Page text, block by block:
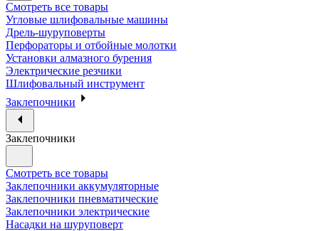
Смотреть все товары
Угловые шлифовальные машины
Дрель-шуруповерты
Перфораторы и отбойные молотки
Установки алмазного бурения
Электрические резчики
Шлифовальный инструмент
Заклепочники
Заклепочники
Смотреть все товары
Заклепочники аккумуляторные
Заклепочники пневматические
Заклепочники электрические
Насадки на шуруповерт